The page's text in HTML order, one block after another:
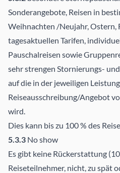
Sonderangebote, Reisen in
Weihnachten /Neujahr, Ostern,
tagesaktuellen Tarifen,
Pauschalreisen sowie
sehr strengen Stornierungs-
auf die in der jeweiligen
Reiseausschreibung/Angebot
wird.
Dies kann bis zu 100 % des
5.3.3 No show
Es gibt keine Rückerstattung
Reiseteilnehmer, nicht, zu spät